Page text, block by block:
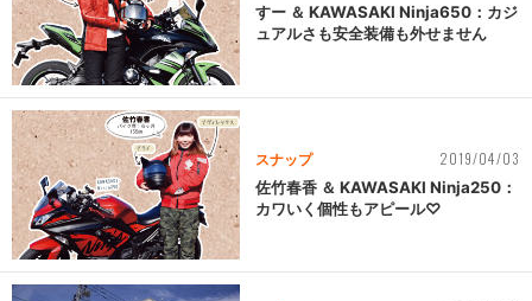
すー ＆ KAWASAKI Ninja650：カジ
ュアルさも安全装備も外せません
スナップ 2019/04/03
佐竹春香 ＆ KAWASAKI Ninja250：
カワいく個性もアピール♡